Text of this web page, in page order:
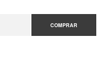
COMPRAR